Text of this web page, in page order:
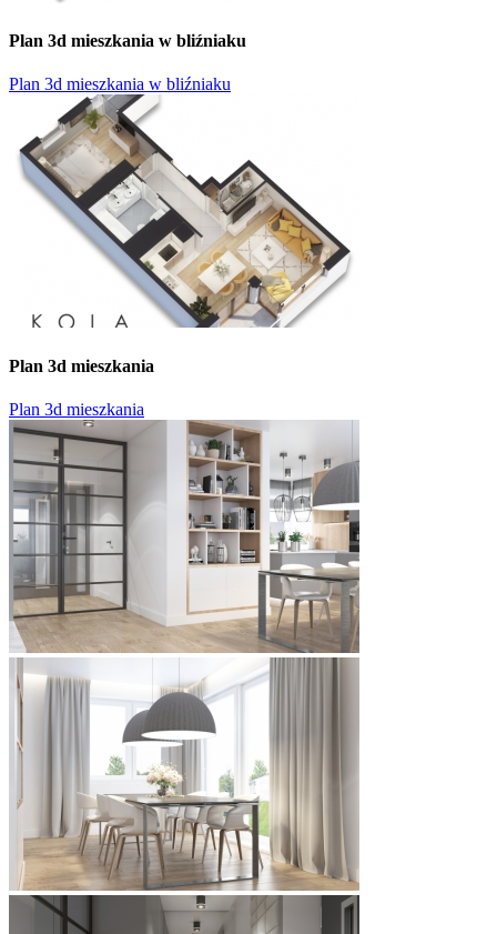
Plan 3d mieszkania w bliźniaku
Plan 3d mieszkania w bliźniaku
Plan 3d mieszkania
Plan 3d mieszkania